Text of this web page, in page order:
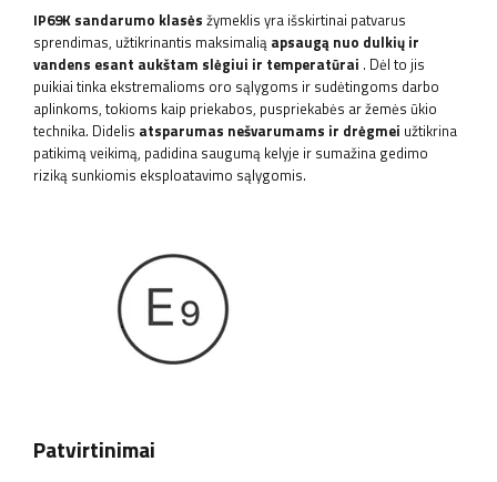
IP69K sandarumo klasės žymeklis yra išskirtinai patvarus
sprendimas, užtikrinantis maksimalią apsaugą nuo dulkių ir
vandens esant aukštam slėgiui ir temperatūrai . Dėl to jis
puikiai tinka ekstremalioms oro sąlygoms ir sudėtingoms darbo
aplinkoms, tokioms kaip priekabos, puspriekabės ar žemės ūkio
technika. Didelis atsparumas nešvarumams ir drėgmei užtikrina
patikimą veikimą, padidina saugumą kelyje ir sumažina gedimo
riziką sunkiomis eksploatavimo sąlygomis.
Patvirtinimai